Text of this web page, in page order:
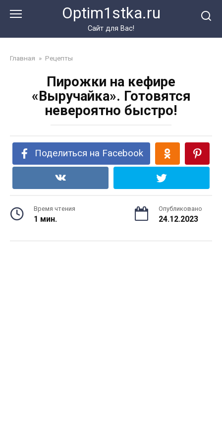
Optim1stka.ru
Сайт для Вас!
Главная » Рецепты
Пирожки на кефире
«Выручайка». Готовятся
невероятно быстро!
Поделиться на Facebook
Время чтения
1 мин.
Опубликовано
24.12.2023